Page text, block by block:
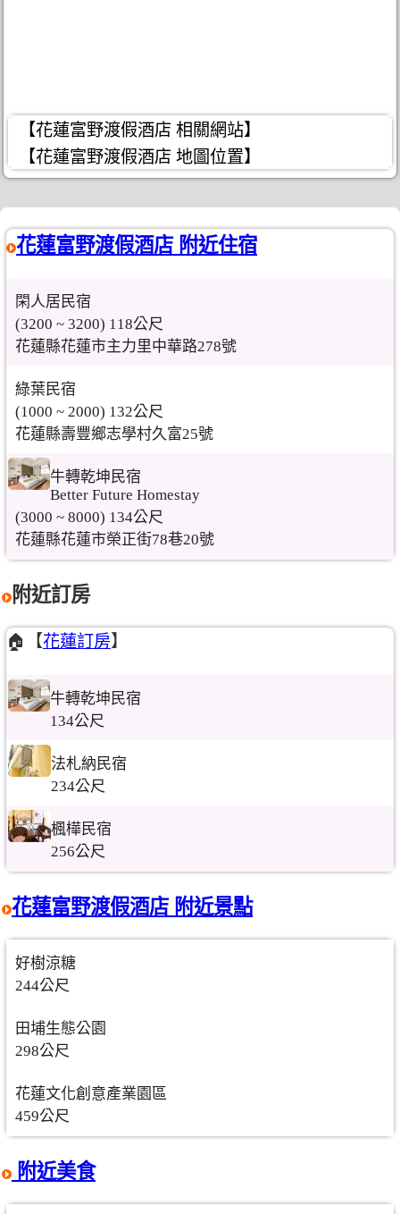
【花蓮富野渡假酒店 相關網站】
【花蓮富野渡假酒店 地圖位置】
花蓮富野渡假酒店 附近住宿
閑人居民宿
(3200 ~ 3200) 118公尺
花蓮縣花蓮市主力里中華路278號
綠葉民宿
(1000 ~ 2000) 132公尺
花蓮縣壽豐鄉志學村久富25號
牛轉乾坤民宿
Better Future Homestay
(3000 ~ 8000) 134公尺
花蓮縣花蓮市榮正街78巷20號
附近訂房
🏠【花蓮訂房】
牛轉乾坤民宿
134公尺
法札納民宿
234公尺
楓樺民宿
256公尺
花蓮富野渡假酒店 附近景點
好樹涼糖
244公尺
田埔生態公園
298公尺
花蓮文化創意產業園區
459公尺
附近美食